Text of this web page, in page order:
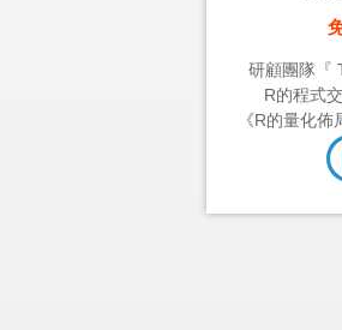
研顧團隊『
R的程式
《R的量化佈